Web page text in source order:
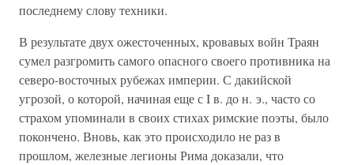
последнему слову техники.
В результате двух ожесточенных, кровавых войн Траян
сумел разгромить самого опасного своего противника на
северо-восточных рубежах империи. С дакийской
угрозой, о которой, начиная еще с I в. до н. э., часто со
страхом упоминали в своих стихах римские поэты, было
покончено. Вновь, как это происходило не раз в
прошлом, железные легионы Рима доказали, что